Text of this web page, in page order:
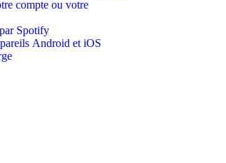
compte ou votre
Spotify
Android et iOS